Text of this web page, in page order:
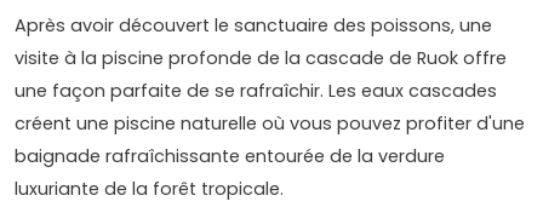
Après avoir découvert le sanctuaire des poissons, une
visite à la piscine profonde de la cascade de Ruok offre
une façon parfaite de se rafraîchir. Les eaux cascades
créent une piscine naturelle où vous pouvez profiter d'une
baignade rafraîchissante entourée de la verdure
luxuriante de la forêt tropicale.